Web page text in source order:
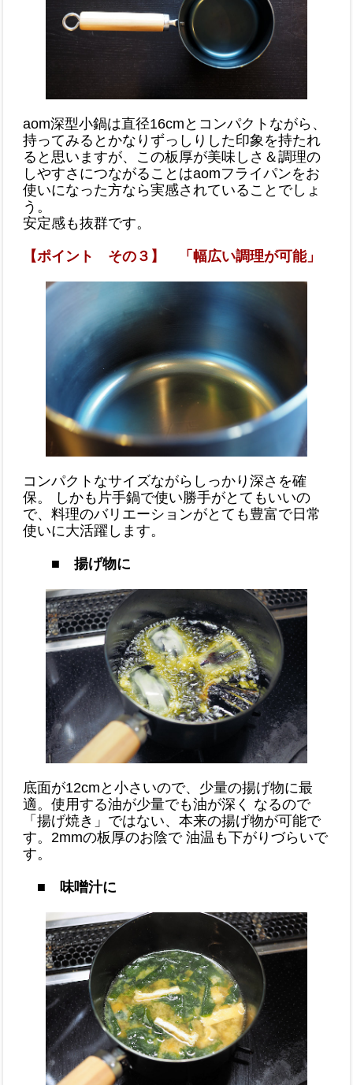
aom深型小鍋は直径16cmとコンパクトながら、
持ってみるとかなりずっしりした印象を持たれ
ると思いますが、この板厚が美味しさ＆調理の
しやすさにつながることはaomフライパンをお
使いになった方なら実感されていることでしょ
う。
安定感も抜群です。
【ポイント その３】 「幅広い調理が可能」
コンパクトなサイズながらしっかり深さを確
保。 しかも片手鍋で使い勝手がとてもいいの
で、料理のバリエーションがとても豊富で日常
使いに大活躍します。
■ 揚げ物に
底面が12cmと小さいので、少量の揚げ物に最
適。使用する油が少量でも油が深く なるので
「揚げ焼き」ではない、本来の揚げ物が可能で
す。2mmの板厚のお陰で 油温も下がりづらいで
す。
■ 味噌汁に